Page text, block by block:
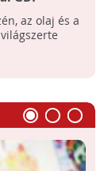
az olaj és a